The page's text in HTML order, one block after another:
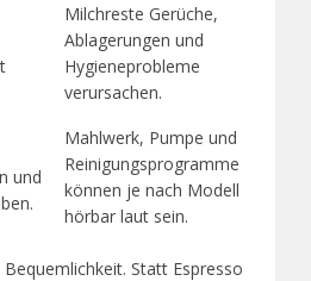
Milchreste Gerüche,
Ablagerungen und
Hygieneprobleme
verursachen.
und
Mahlwerk, Pumpe und
Reinigungsprogramme
können je nach Modell
hörbar laut sein.
Statt Espresso